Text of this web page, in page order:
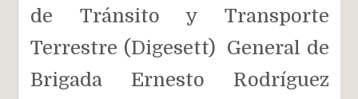
de Tránsito y Transporte
Terrestre (Digesett) General de
Brigada Ernesto Rodríguez